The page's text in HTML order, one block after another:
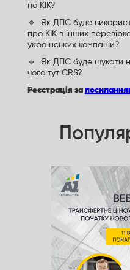
по КІК?
🔸 Як ДПС буде
про КІК в інших
українських компаній?
🔸 Як ДПС буде шукати
чого тут CRS?
Реєстрація за